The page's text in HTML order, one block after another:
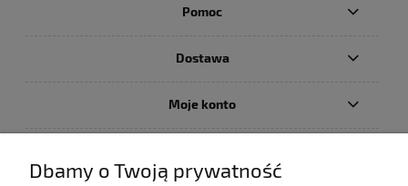
Pomoc
Dostawa
Moje konto
Dbamy o Twoją prywatność